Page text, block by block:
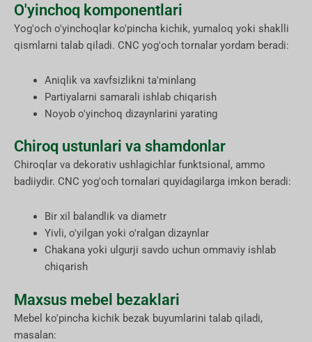
O'yinchoq komponentlari
Yog'och o'yinchoqlar ko'pincha kichik, yumaloq yoki shaklli
qismlarni talab qiladi. CNC yog'och tornalar yordam beradi:
Aniqlik va xavfsizlikni ta'minlang
Partiyalarni samarali ishlab chiqarish
Noyob o'yinchoq dizaynlarini yarating
Chiroq ustunlari va shamdonlar
Chiroqlar va dekorativ ushlagichlar funktsional, ammo
badiiydir. CNC yog'och tornalari quyidagilarga imkon beradi:
Bir xil balandlik va diametr
Yivli, o'yilgan yoki o'ralgan dizaynlar
Chakana yoki ulgurji savdo uchun ommaviy ishlab
chiqarish
Maxsus mebel bezaklari
Mebel ko'pincha kichik bezak buyumlarini talab qiladi,
masalan: